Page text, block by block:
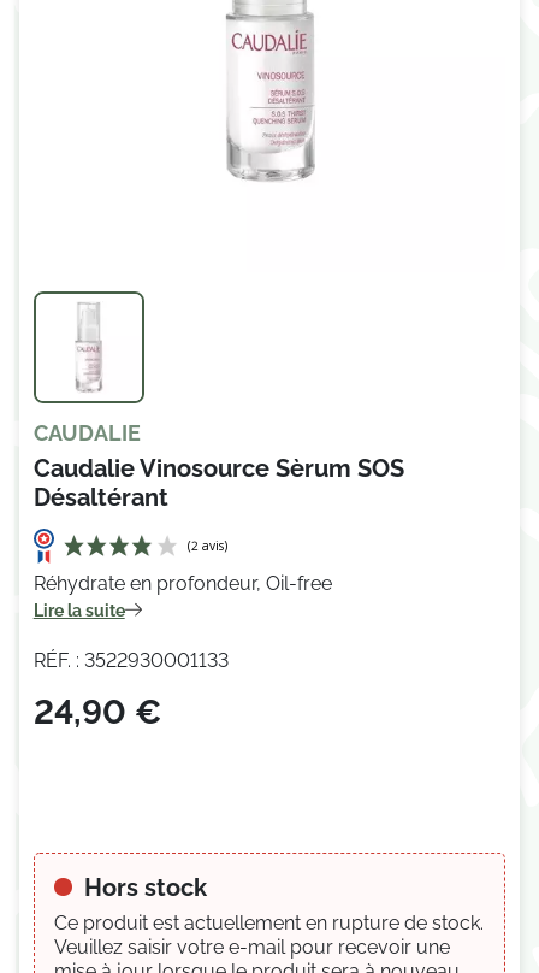
CAUDALIE
Caudalie Vinosource Sèrum SOS
Désaltérant
Réhydrate en profondeur, Oil-free
Lire la suite
RÉF. : 3522930001133
24,90 €
Hors stock
Ce produit est actuellement en rupture de stock.
Veuillez saisir votre e-mail pour recevoir une